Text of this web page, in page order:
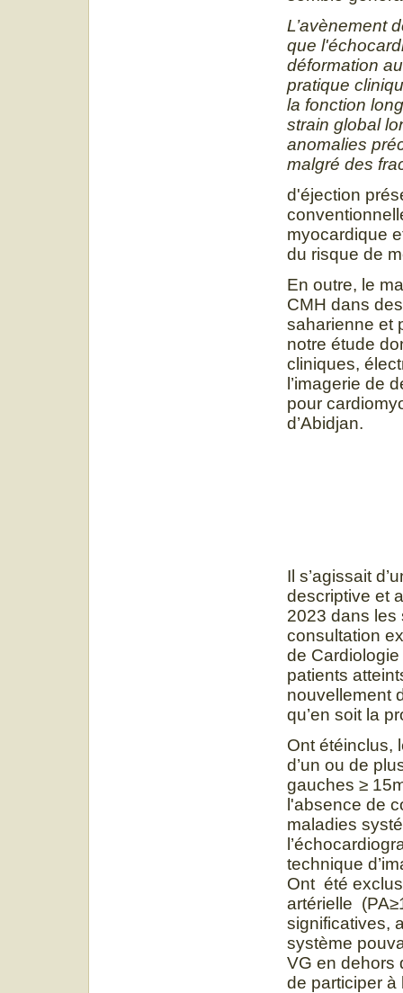
L’avènement
que
déformation
pratique
la fonction
strain global
anomalies
malgré des
d'éjection
myocardique
du risque de
En outre, le
CMH dans
saharienne et
notre étude
cliniques,
l’imagerie de
pour
d’Abidjan.
Il s’agissait
descriptive et
2023 dans les
consultation
de Cardiologie
patients
nouvellement
qu’en soit la
Ont étéinclus,
d’un ou de
gauches ≥
l'absence de
maladies
technique
Ont été
artérielle
significatives,
système
VG en dehors
de participer à